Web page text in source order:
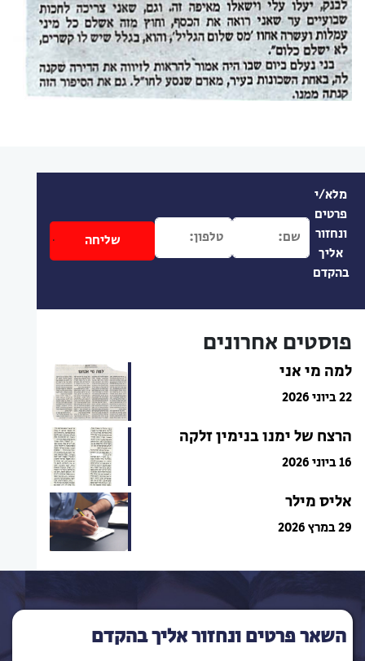
מלא/י
פרטים
ונחזור
אליך
בהקדם
פוסטים אחרונים
למה מי אני
22 ביוני 2026
הרצח של ימנו בנימין זלקה
16 ביוני 2026
אליס מילר
29 במרץ 2026
השאר פרטים ונחזור אליך בהקדם